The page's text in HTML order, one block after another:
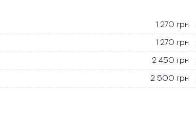
1 270 грн
1 270 грн
2 450 грн
2 500 грн